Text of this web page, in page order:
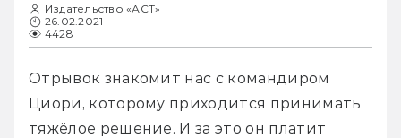
Издательство «АСТ»
26.02.2021
4428
Отрывок знакомит нас с командиром
Циори, которому приходится принимать
тяжёлое решение. И за это он платит